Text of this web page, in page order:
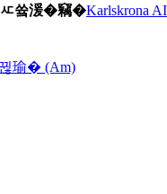
쓬湲�竊�Karlskrona
瑜� (Am)